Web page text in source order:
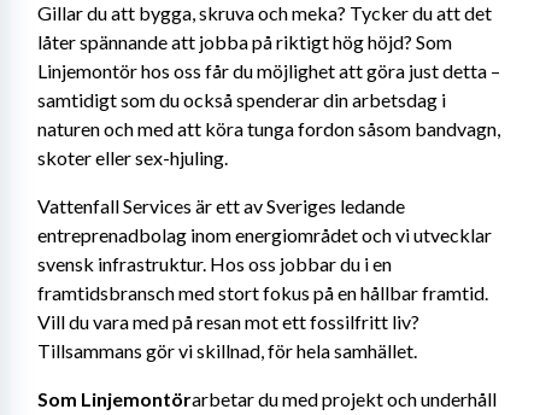
Gillar du att bygga, skruva och meka? Tycker du att det
låter spännande att jobba på riktigt hög höjd? Som
Linjemontör hos oss får du möjlighet att göra just detta –
samtidigt som du också spenderar din arbetsdag i
naturen och med att köra tunga fordon såsom bandvagn,
skoter eller sex-hjuling.
Vattenfall Services är ett av Sveriges ledande
entreprenadbolag inom energiområdet och vi utvecklar
svensk infrastruktur. Hos oss jobbar du i en
framtidsbransch med stort fokus på en hållbar framtid.
Vill du vara med på resan mot ett fossilfritt liv?
Tillsammans gör vi skillnad, för hela samhället.
Som Linjemontörarbetar du med projekt och underhåll